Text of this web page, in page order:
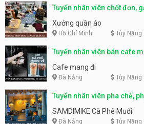
Tuyển nhân viên chốt đơn,
Xưởng quần áo
Hồ Chí Minh Tùy Năng
Tuyển nhân viên bán cafe
Cafe mang đi
Đà Nẵng Tùy Năng
Tuyển nhân viên pha chế,
SAMDIMIKE Cà Phê Muối
Đà Nẵng Tùy Năng